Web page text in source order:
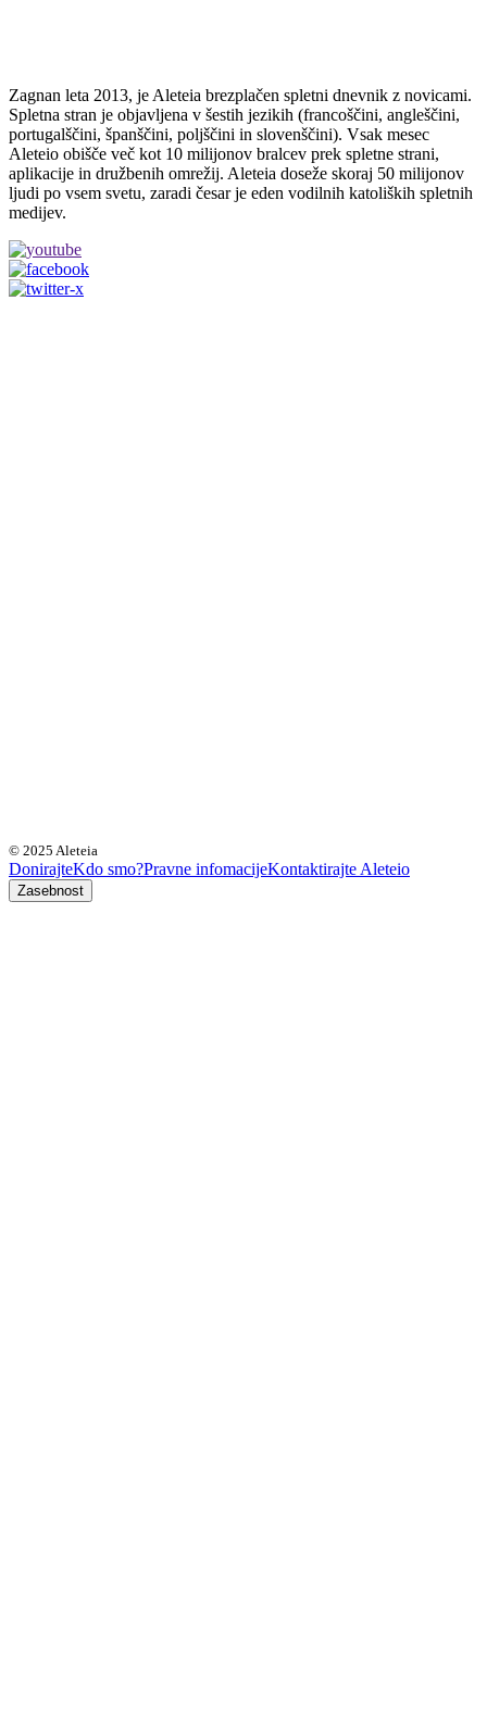
Zagnan leta 2013, je Aleteia brezplačen spletni dnevnik z novicami.
Spletna stran je objavljena v šestih jezikih (francoščini, angleščini,
portugalščini, španščini, poljščini in slovenščini). Vsak mesec
Aleteio obišče več kot 10 milijonov bralcev prek spletne strani,
aplikacije in družbenih omrežij. Aleteia doseže skoraj 50 milijonov
ljudi po vsem svetu, zaradi česar je eden vodilnih katoliških spletnih
medijev.
© 2025 Aleteia
DonirajteKdo smo?Pravne infomacijeKontaktirajte Aleteio
Zasebnost